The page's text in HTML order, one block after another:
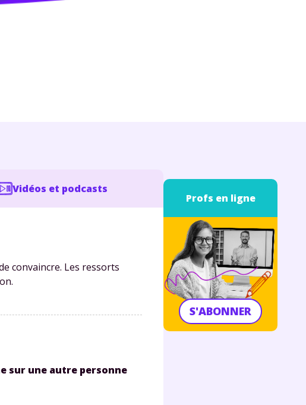
Vidéos et podcasts
convaincre. Les ressorts
sur une autre personne
Profs en ligne
S'ABONNER